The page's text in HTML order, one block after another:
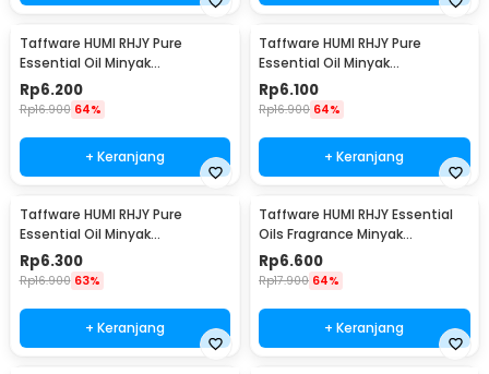
Taffware HUMI RHJY Pure
Essential Oil Minyak
Aromatherapy 10ml Rose - RH-
15
Rp6.200
Rp16.900 64%
+ Keranjang
Taffware HUMI RHJY Pure
Essential Oil Minyak
Aromatherapy 10ml Lemon -
RH-15
Rp6.100
Rp16.900 64%
+ Keranjang
Taffware HUMI RHJY Pure
Essential Oil Minyak
Aromatherapy 10ml Ocean -
RH-15
Rp6.300
Rp16.900 63%
+ Keranjang
Taffware HUMI RHJY Essential
Oils Fragrance Minyak
Aromatherapy 10ml Jasmine -
RD-20
Rp6.600
Rp17.900 64%
+ Keranjang